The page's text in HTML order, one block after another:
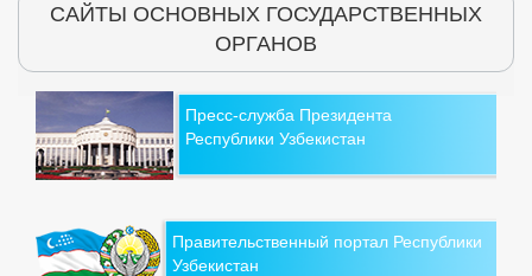
САЙТЫ ОСНОВНЫХ ГОСУДАРСТВЕННЫХ
ОРГАНОВ
Пресс-служба Президента
Республики Узбекистан
Правительственный портал Республики
Узбекистан